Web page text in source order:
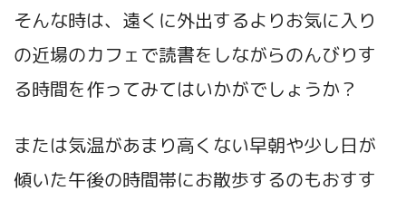
そんな時は、遠くに外出するよりお気に入り
の近場のカフェで読書をしながらのんびりす
る時間を作ってみてはいかがでしょうか？
または気温があまり高くない早朝や少し日が
傾いた午後の時間帯にお散歩するのもおすす